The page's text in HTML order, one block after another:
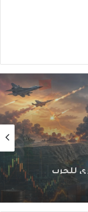
يُغيّرُ خط